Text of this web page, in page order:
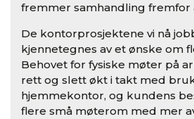
fremmer samhandling fremfor
De kontorprosjektene vi nå
kjennetegnes av et ønske om
Behovet for fysiske møter på
rett og slett økt i takt med
hjemmekontor, og kundens
flere små møterom med mer